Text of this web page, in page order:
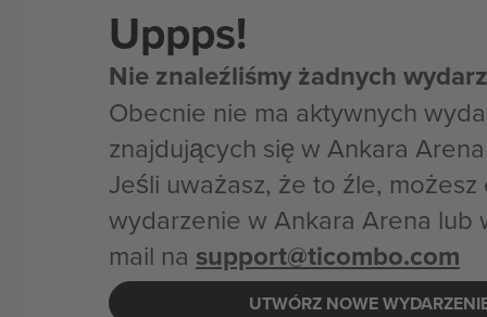
Uppps!
Nie znaleźliśmy żadnych
Obecnie nie ma aktywnych
znajdujących się w Ankara
Jeśli uważasz, że to źle,
wydarzenie w Ankara Arena lub
mail na support@ticombo.com
UTWÓRZ NOWE